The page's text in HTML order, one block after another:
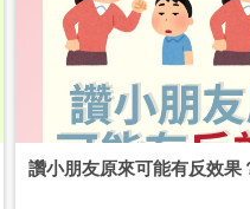
讚小朋友原來可能有反效果